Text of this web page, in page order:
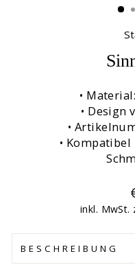
• Material:
• Design
•
•
inkl. MwSt.
BESCHREIBUNG